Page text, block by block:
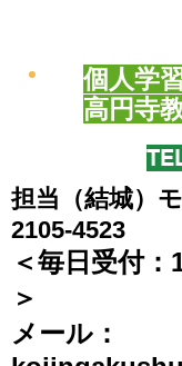
個人学
高円寺
担当（結城）
2105-4523
＜毎日受付
＞
​メール：